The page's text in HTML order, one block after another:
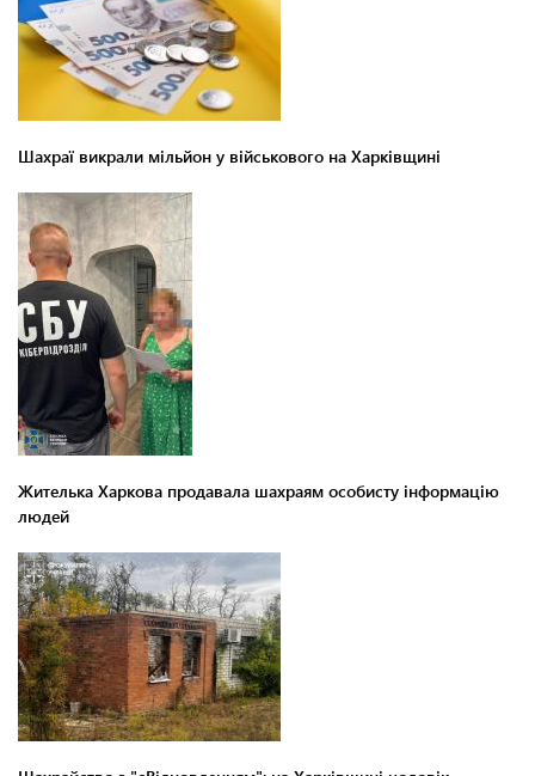
Шахраї викрали мільйон у військового на Харківщині
Жителька Харкова продавала шахраям особисту інформацію
людей